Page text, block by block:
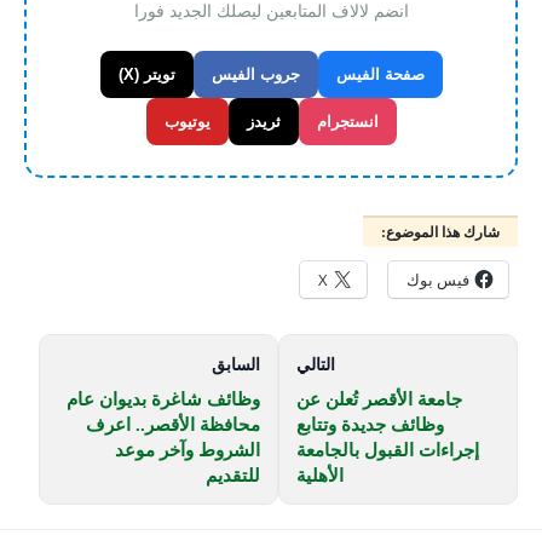
انضم لالاف المتابعين ليصلك الجديد فورا
صفحة الفيس جروب الفيس تويتر (X)
انستجرام ثريدز يوتيوب
شارك هذا الموضوع:
فيس بوك X
التالي
جامعة الأقصر تُعلن عن
وظائف جديدة وتتابع
إجراءات القبول بالجامعة
الأهلية
السابق
وظائف شاغرة بديوان عام
محافظة الأقصر.. اعرف
الشروط وآخر موعد
للتقديم